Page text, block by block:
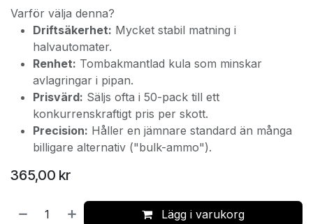
Varför välja denna?
Driftsäkerhet: Mycket stabil matning i
halvautomater.
Renhet: Tombakmantlad kula som minskar
avlagringar i pipan.
Prisvärd: Säljs ofta i 50-pack till ett
konkurrenskraftigt pris per skott.
Precision: Håller en jämnare standard än många
billigare alternativ ("bulk-ammo").
365,00 kr
Lägg i varukorg